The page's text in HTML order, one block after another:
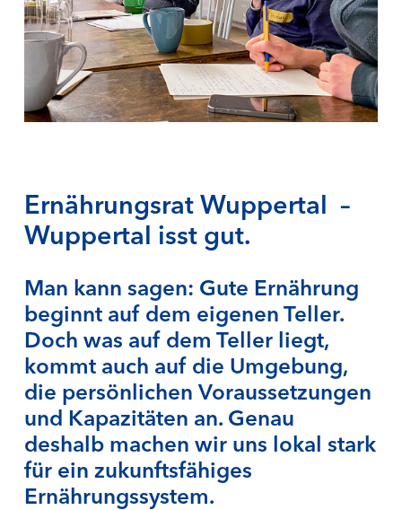
Ernährungsrat Wuppertal –
Wuppertal isst gut.
Man kann sagen: Gute Ernährung
beginnt auf dem eigenen Teller.
Doch was auf dem Teller liegt,
kommt auch auf die Umgebung,
die persönlichen Voraussetzungen
und Kapazitäten an. Genau
deshalb machen wir uns lokal stark
für ein zukunftsfähiges
Ernährungssystem.